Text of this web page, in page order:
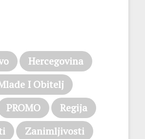
Hercegovina
I Obitelj
PROMO
Regija
Zanimljivosti